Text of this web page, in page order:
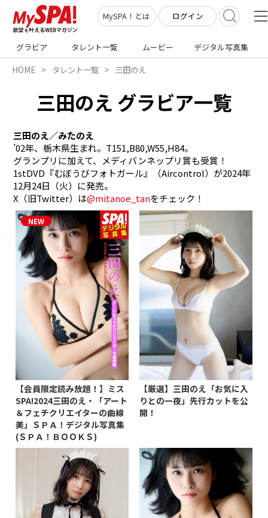
MySPA！とは ログイン
グラビア タレント一覧 ムービー デジタル写真集
HOME タレント一覧 三田のえ
三田のえ グラビア一覧
三田のえ／みたのえ
’02年、栃木県生まれ。T151,B80,W55,H84。
グランプリに加えて、メディバンネップリ賞も受賞！
1stDVD『むぼうびフォトガール』（Aircontrol）が2024年
12月24日（火）に発売。
X（旧Twitter）は@mitanoe_tanをチェック！
【会員限定読み放題！】ミス
SPA!2024三田のえ・「アート
＆フェチクリエイターの曲線
美」ＳＰＡ！デジタル写真集
(ＳＰＡ！ＢＯＯＫＳ)
【厳選】三田のえ「お気に入
りとの一夜」先行カットを公
開！